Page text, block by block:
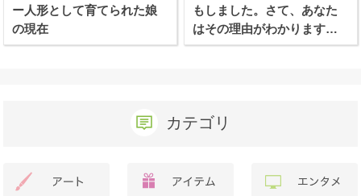
ー人形として育てられた娘
の現在
もしました。さて、あなた
はその理由がわかります
か？
カテゴリ